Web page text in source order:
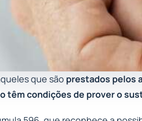
que são prestados pelos
têm condições de prover o